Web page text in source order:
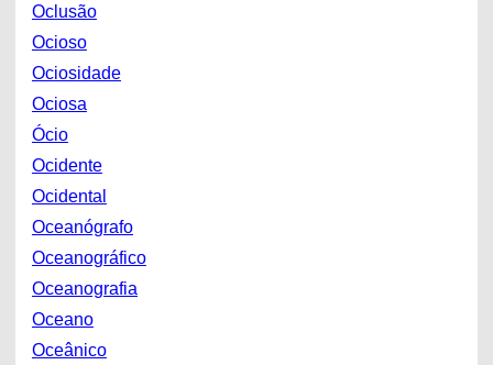
Oclusão
Ocioso
Ociosidade
Ociosa
Ócio
Ocidente
Ocidental
Oceanógrafo
Oceanográfico
Oceanografia
Oceano
Oceânico